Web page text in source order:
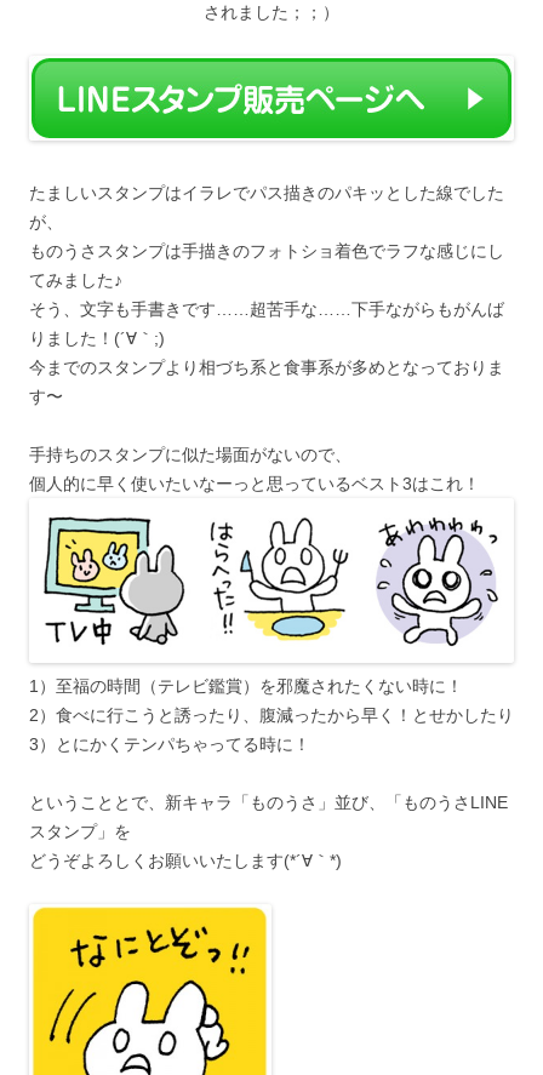
されました；；）
たましいスタンプはイラレでパス描きのパキッとした線でした
が、
ものうさスタンプは手描きのフォトショ着色でラフな感じにし
てみました♪
そう、文字も手書きです……超苦手な……下手ながらもがんば
りました！(´∀｀;)
今までのスタンプより相づち系と食事系が多めとなっておりま
す〜
手持ちのスタンプに似た場面がないので、
個人的に早く使いたいなーっと思っているベスト3はこれ！
1）至福の時間（テレビ鑑賞）を邪魔されたくない時に！
2）食べに行こうと誘ったり、腹減ったから早く！とせかしたり
3）とにかくテンパちゃってる時に！
ということとで、新キャラ「ものうさ」並び、「ものうさLINE
スタンプ」を
どうぞよろしくお願いいたします(*´∀｀*)